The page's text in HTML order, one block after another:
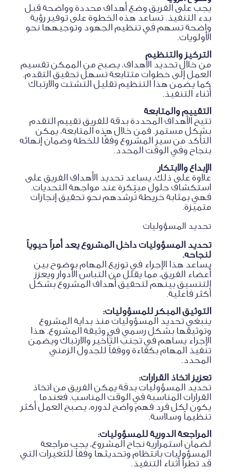
يجب على الفريق وضع أهداف محددة وواضحة قبل
بدء التنفيذ. تساعد هذه الخطوة على توفير رؤية
واضحة تسهم في تنظيم الجهود وتوجيهها نحو
الأولويات.
التركيز والتنظيم
من خلال تحديد الأهداف، يصبح من الممكن تقسيم
العمل إلى خطوات متتابعة تسهل تحقيق التقدم.
كما يضمن هذا التنظيم تقليل التشتت والارتباك
أثناء التنفيذ.
التقييم والمتابعة
تتيح الأهداف المحددة بدقة للفريق تقييم التقدم
بشكل مستمر. فمن خلال هذه المتابعة، يمكن
التأكد من سير المشروع وفقًا للخطة وضمان إنهائه
بنجاح وفي الوقت المحدد.
الإبداع والابتكار
علاوة على ذلك، يساعد تحديد الأهداف الفريق على
استكشاف حلول مبتكرة عند مواجهة التحديات.
فهي بمثابة خريطة تُرشدهم نحو تحقيق إنجازات
متميزة.
تحديد المسؤوليات
تحديد المسؤوليات داخل المشروع يعد أمراً حيوياً
لنجاحه.
يساعد هذا الإجراء في توزيع المهام بوضوح بين
أعضاء الفريق، مما يقلل من التباس الأدوار ويعزز
التنسيق بينهم لتحقيق أهداف المشروع بشكل
أكثر فاعلية.
التوثيق المبكر للمسؤوليات:
ينبغي تحديد المسؤوليات منذ بداية المشروع
وتوثيقها بشكل رسمي في وثيقة المشروع. هذا
الإجراء يساهم في تجنب التأخير والارتباك ويضمن
تنفيذ المهام بكفاءة ووفقاً للجدول الزمني
المحدد.
تعزيز اتخاذ القرارات:
تحديد المسؤوليات بدقة يمكن الفريق من اتخاذ
القرارات المناسبة في الوقت المناسب. فعندما
يكون لكل فرد فهم واضح لدوره، يصبح العمل أكثر
تنظيماً وسلاسة.
المراجعة الدورية للمسؤوليات:
لضمان استمرارية نجاح المشروع، يجب مراجعة
المسؤوليات بانتظام وتحديثها وفقاً للتغيرات التي
قد تطرأ أثناء التنفيذ.